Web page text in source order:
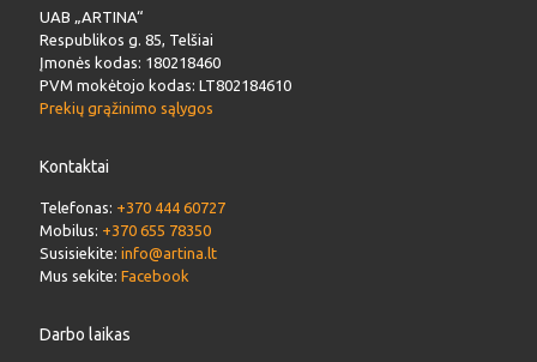
UAB „ARTINA“
Respublikos g. 85, Telšiai
Įmonės kodas: 180218460
PVM mokėtojo kodas: LT802184610
Prekių grąžinimo sąlygos
Kontaktai
Telefonas: +370 444 60727
Mobilus: +370 655 78350
Susisiekite: info@artina.lt
Mus sekite: Facebook
Darbo laikas